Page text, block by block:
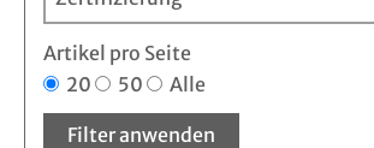
Artikel pro Seite
20
50 Alle
Filter anwenden